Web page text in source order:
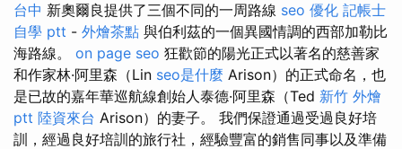
台中 新奧爾良提供了三個不同的一周路線 seo 優化 記帳士
自學 ptt - 外燴茶點 與伯利茲的一個異國情調的西部加勒比
海路線。 on page seo 狂歡節的陽光正式以著名的慈善家
和作家林·阿里森（Lin seo是什麼 Arison）的正式命名，也
是已故的嘉年華巡航線創始人泰德·阿里森（Ted 新竹 外燴
ptt 陸資來台 Arison）的妻子。 我們保證通過受過良好培
訓，經過良好培訓的旅行社，經驗豐富的銷售同事以及準備